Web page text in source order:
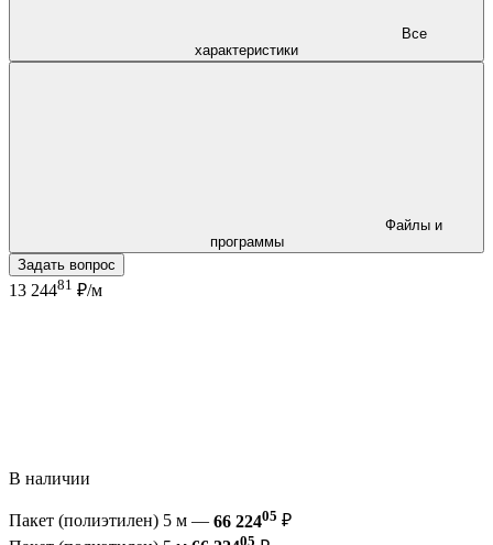
характеристики
программы
Задать вопрос
13 24481 ₽/м
В наличии
Пакет (полиэтилен) 5 м — 66 22405 ₽
05